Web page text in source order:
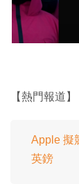
【熱門報道】
Apple 擬
英鎊